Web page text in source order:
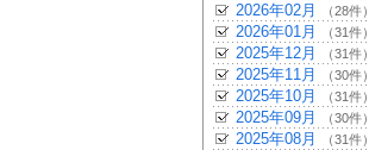
2026年02月 （28件）
2026年01月 （31件）
2025年12月 （31件）
2025年11月 （30件）
2025年10月 （31件）
2025年09月 （30件）
2025年08月 （31件）